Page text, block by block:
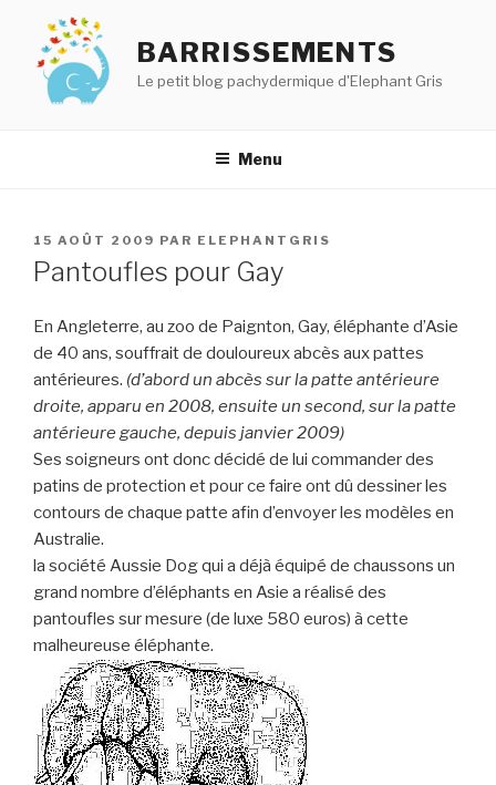
contenu
principal
BARRISSEMENTS
Le petit blog pachydermique d'Elephant Gris
Menu
PUBLIÉ
LE
15 AOÛT 2009 PAR ELEPHANTGRIS
Pantoufles pour Gay
En Angleterre, au zoo de Paignton, Gay, éléphante d’Asie
de 40 ans, souffrait de douloureux abcès aux pattes
antérieures. (d’abord un abcès sur la patte antérieure
droite, apparu en 2008, ensuite un second, sur la patte
antérieure gauche, depuis janvier 2009)
Ses soigneurs ont donc décidé de lui commander des
patins de protection et pour ce faire ont dû dessiner les
contours de chaque patte afin d’envoyer les modèles en
Australie.
la société Aussie Dog qui a déjà équipé de chaussons un
grand nombre d’éléphants en Asie a réalisé des
pantoufles sur mesure (de luxe 580 euros) à cette
malheureuse éléphante.